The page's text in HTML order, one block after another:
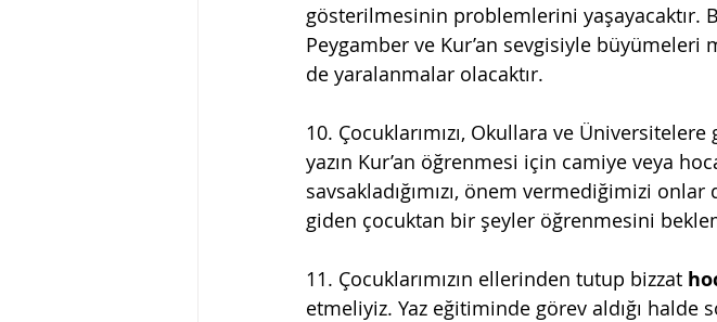
gösterilmesinin problemlerini yaşayacaktır.
Peygamber ve Kur’an sevgisiyle büyümeleri
de yaralanmalar olacaktır.
10. Çocuklarımızı, Okullara ve
yazın Kur’an öğrenmesi için camiye veya
savsakladığımızı, önem vermediğimizi
giden çocuktan bir şeyler öğrenmesini
11. Çocuklarımızın ellerinden tutup bizzat
etmeliyiz. Yaz eğitiminde görev aldığı